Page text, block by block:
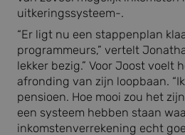
uitkeringssysteem-.
“Er ligt nu een stappenplan
programmeurs,” vertelt
lekker bezig.” Voor Joost voelt
afronding van zijn loopbaan.
pensioen. Hoe mooi zou het
een systeem hebben staan
inkomstenverrekening echt
strikt noodzakelijke cookies.
Naam
CookieScriptConsent